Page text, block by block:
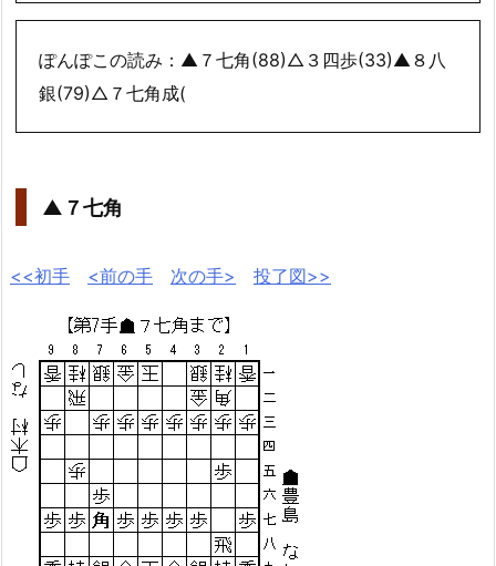
ぽんぽこの読み：▲７七角(88)△３四歩(33)▲８八
銀(79)△７七角成(
▲７七角
<<初手 <前の手 次の手> 投了図>>